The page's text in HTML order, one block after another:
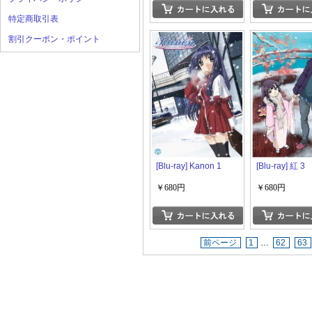
特定商取引表
割引クーポン・ポイント
[Blu-ray] Kanon 1
￥680円
[Blu-ray] 紅 3
￥680円
前ページ 1 … 62 63